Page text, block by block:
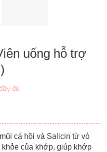
uống hỗ trợ
đủ
cá hồi và Salicin từ vỏ
của khớp, giúp khớp